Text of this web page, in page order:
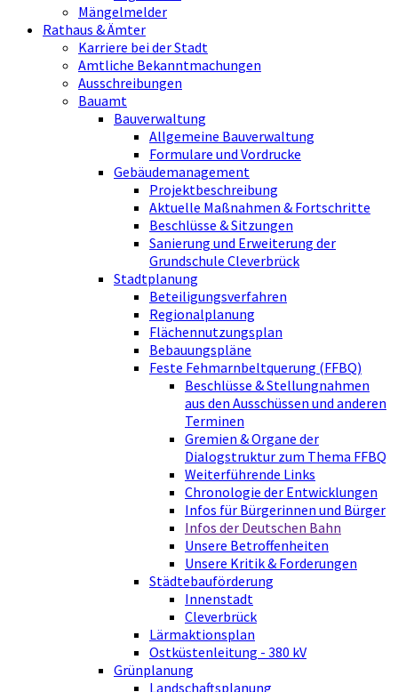
Mängelmelder
Rathaus & Ämter
Karriere bei der Stadt
Amtliche Bekanntmachungen
Ausschreibungen
Bauamt
Bauverwaltung
Allgemeine Bauverwaltung
Formulare und Vordrucke
Gebäudemanagement
Projektbeschreibung
Aktuelle Maßnahmen & Fortschritte
Beschlüsse & Sitzungen
Sanierung und Erweiterung der
Grundschule Cleverbrück
Stadtplanung
Beteiligungsverfahren
Regionalplanung
Flächennutzungsplan
Bebauungspläne
Feste Fehmarnbeltquerung (FFBQ)
Beschlüsse & Stellungnahmen
aus den Ausschüssen und anderen
Terminen
Gremien & Organe der
Dialogstruktur zum Thema FFBQ
Weiterführende Links
Chronologie der Entwicklungen
Infos für Bürgerinnen und Bürger
Infos der Deutschen Bahn
Unsere Betroffenheiten
Unsere Kritik & Forderungen
Städtebauförderung
Innenstadt
Cleverbrück
Lärmaktionsplan
Ostküstenleitung - 380 kV
Grünplanung
Landschaftsplanung